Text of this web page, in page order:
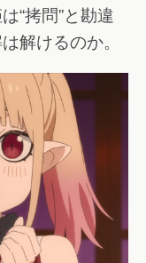
“拷問”と勘違
解けるのか。